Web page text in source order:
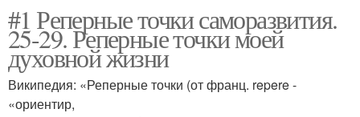
#1 Реперные точки саморазвития.
25-29. Реперные точки моей
духовной жизни
Википедия: «Реперные точки (от франц. repere -
«ориентир,